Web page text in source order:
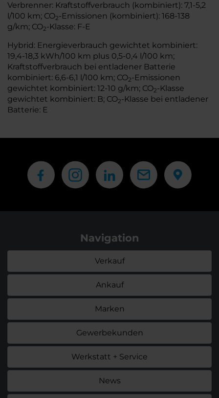
Verbrenner: Kraftstoffverbrauch (kombiniert): 7,1-5,2
l/100 km; CO2-Emissionen (kombiniert): 168-138
g/km; CO2-Klasse: F-E
Hybrid: Energieverbrauch gewichtet kombiniert:
19,4-18,3 kWh/100 km plus 0,5-0,4 l/100 km;
Kraftstoffverbrauch bei entladener Batterie
kombiniert: 6,6-6,1 l/100 km; CO2-Emissionen
gewichtet kombiniert: 12-10 g/km; CO2-Klasse
gewichtet kombiniert: B; CO2-Klasse bei entladener
Batterie: E
Navigation
Verkauf
Ankauf
Marken
Gewerbekunden
Werkstatt + Service
News